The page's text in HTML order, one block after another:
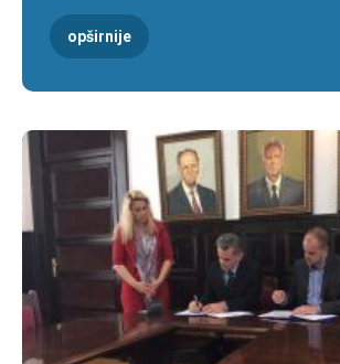
opširnije